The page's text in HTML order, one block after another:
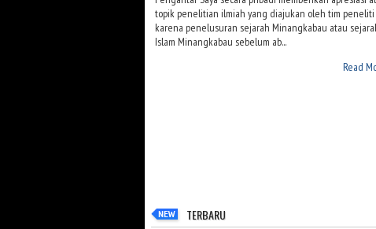
topik penelitian ilmiah yang diajukan oleh tim peneliti
karena penelusuran sejarah Minangkabau atau
Islam Minangkabau sebelum ab...
Read
TERBARU